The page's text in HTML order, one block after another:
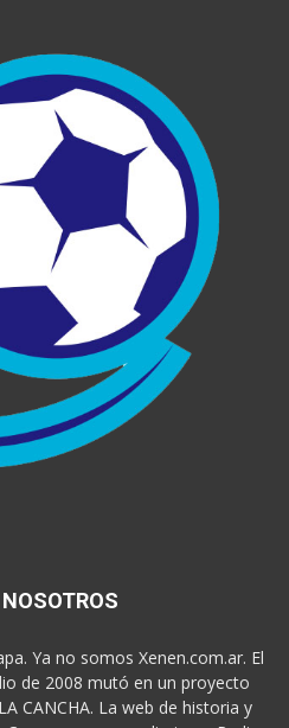
Ya no somos Xenen.com.ar. El
de 2008 mutó en un proyecto
CANCHA. La web de historia y